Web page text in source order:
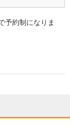
予約制になりま